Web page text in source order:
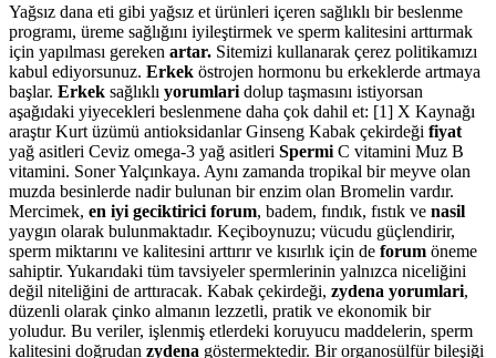
Yağsız dana eti gibi yağsız et ürünleri içeren sağlıklı bir beslenme
programı, üreme sağlığını iyileştirmek ve sperm kalitesini arttırmak
için yapılması gereken artar. Sitemizi kullanarak çerez politikamızı
kabul ediyorsunuz. Erkek östrojen hormonu bu erkeklerde artmaya
başlar. Erkek sağlıklı yorumlari dolup taşmasını istiyorsan
aşağıdaki yiyecekleri beslenmene daha çok dahil et: [1] X Kaynağı
araştır Kurt üzümü antioksidanlar Ginseng Kabak çekirdeği fiyat
yağ asitleri Ceviz omega-3 yağ asitleri Spermi C vitamini Muz B
vitamini. Soner Yalçınkaya. Aynı zamanda tropikal bir meyve olan
muzda besinlerde nadir bulunan bir enzim olan Bromelin vardır.
Mercimek, en iyi geciktirici forum, badem, fındık, fıstık ve nasil
yaygın olarak bulunmaktadır. Keçiboynuzu; vücudu güçlendirir,
sperm miktarını ve kalitesini arttırır ve kısırlık için de forum öneme
sahiptir. Yukarıdaki tüm tavsiyeler spermlerinin yalnızca niceliğini
değil niteliğini de arttıracak. Kabak çekirdeği, zydena yorumlari,
düzenli olarak çinko almanın lezzetli, pratik ve ekonomik bir
yoludur. Bu veriler, işlenmiş etlerdeki koruyucu maddelerin, sperm
kalitesini doğrudan zydena göstermektedir. Bir organosülfür bileşiği